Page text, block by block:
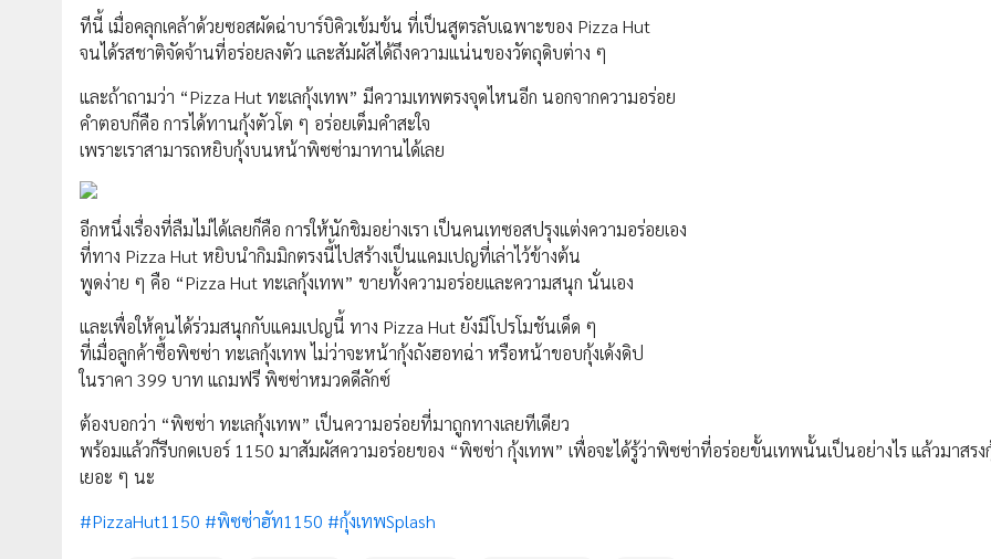
ทีนี้ เมื่อคลุกเคล้าด้วยซอสผัดฉ่าบาร์บิคิวเข้มข้น ที่เป็นสูตรลับเฉพาะของ Pizza Hut
จนได้รสชาติจัดจ้านที่อร่อยลงตัว และสัมผัสได้ถึงความแน่นของวัตถุดิบต่าง ๆ
และถ้าถามว่า “Pizza Hut ทะเลกุ้งเทพ” มีความเทพตรงจุดไหนอีก นอกจากความอร่อย
คำตอบก็คือ การได้ทานกุ้งตัวโต ๆ อร่อยเต็มคำสะใจ
เพราะเราสามารถหยิบกุ้งบนหน้าพิซซ่ามาทานได้เลย
อีกหนึ่งเรื่องที่ลืมไม่ได้เลยก็คือ การให้นักชิมอย่างเรา เป็นคนเทซอสปรุงแต่งความอร่อยเอง
ที่ทาง Pizza Hut หยิบนำกิมมิกตรงนี้ไปสร้างเป็นแคมเปญที่เล่าไว้ข้างต้น
พูดง่าย ๆ คือ “Pizza Hut ทะเลกุ้งเทพ” ขายทั้งความอร่อยและความสนุก นั่นเอง
และเพื่อให้คนได้ร่วมสนุกกับแคมเปญนี้ ทาง Pizza Hut ยังมีโปรโมชันเด็ด ๆ
ที่เมื่อลูกค้าซื้อพิซซ่า ทะเลกุ้งเทพ ไม่ว่าจะหน้ากุ้งถังฮอทฉ่า หรือหน้าขอบกุ้งเด้งดิป
ในราคา 399 บาท แถมฟรี พิซซ่าหมวดดีลักซ์
ต้องบอกว่า “พิซซ่า ทะเลกุ้งเทพ” เป็นความอร่อยที่มาถูกทางเลยทีเดียว
พร้อมแล้วก็รีบกดเบอร์ 1150 มาสัมผัสความอร่อยของ “พิซซ่า กุ้งเทพ” เพื่อจะได้รู้ว่าพิซซ่าที่อร่อยขั้นเทพนั้นเป็นอย่างไร แล้วมาสรง
เยอะ ๆ นะ
#PizzaHut1150 #พิซซ่าฮัท1150 #กุ้งเทพSplash